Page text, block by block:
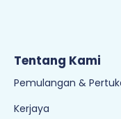
Tentang Kami
Pemulangan &
Kerjaya